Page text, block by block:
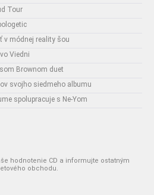
Tour
v módnej reality šou
Viedni
Brownom duet
svojho siedmeho albumu
spolupracuje s Ne-Yom
hodnotenie CD a informujte ostatným
obchodu.